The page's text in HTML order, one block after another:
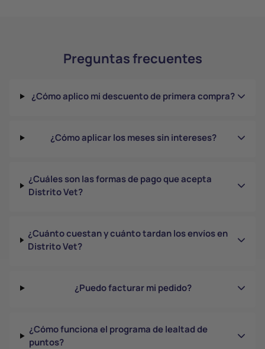
Preguntas frecuentes
¿Cómo aplico mi descuento de primera compra?
¿Cómo aplicar los meses sin intereses?
¿Cuáles son las formas de pago que acepta
Distrito Vet?
¿Cuánto cuestan y cuánto tardan los envíos en
Distrito Vet?
¿Puedo facturar mi pedido?
¿Cómo funciona el programa de lealtad de
puntos?